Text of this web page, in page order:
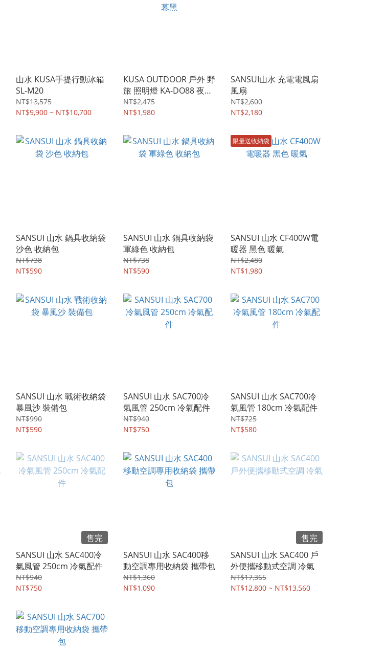
山水 KUSA手提行動冰箱
SL-M20
NT$13,575
NT$9,900 ~ NT$10,700
KUSA OUTDOOR 戶外 野
旅 照明燈 KA-DO88 夜幕
黑
NT$2,475
NT$1,980
SANSUI山水 充電電風扇
風扇
NT$2,600
NT$2,180
SANSUI 山水 鍋具收納袋
沙色 收納包
NT$738
NT$590
SANSUI 山水 鍋具收納袋
軍綠色 收納包
NT$738
NT$590
限量送收納袋
SANSUI 山水 CF400W電
暖器 黑色 暖氣
NT$2,480
NT$1,980
SANSUI 山水 戰術收納袋
暴風沙 裝備包
NT$990
NT$590
SANSUI 山水 SAC700冷
氣風管 250cm 冷氣配件
NT$940
NT$750
SANSUI 山水 SAC700冷
氣風管 180cm 冷氣配件
NT$725
NT$580
售完
SANSUI 山水 SAC400冷
氣風管 250cm 冷氣配件
NT$940
NT$750
SANSUI 山水 SAC400移
動空調專用收納袋 攜帶包
NT$1,360
NT$1,090
售完
SANSUI 山水 SAC400 戶
外便攜移動式空調 冷氣
NT$17,365
NT$12,800 ~ NT$13,560